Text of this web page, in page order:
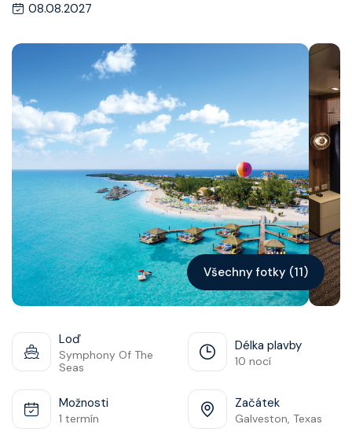
Často kladené otázky
Kontakt
08.08.2027
Všechny fotky (11)
Loď
Symphony Of The
Seas
Délka plavby
10 nocí
Možnosti
1 termín
Začátek
Galveston, Texas